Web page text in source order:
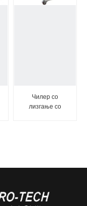
Чилер со
лизгање со